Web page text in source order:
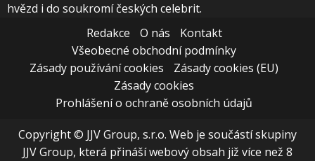
hvězd i do soukromí českých celebrit.
Redakce
O nás
Kontakt
Všeobecné obchodní podmínky
Zásady používání cookies
Zásady cookies (EU)
Zásady cookies
Prohlášení o ochraně osobních údajů
Copyright © JJV Group, s.r.o. Web je součástí skupiny
JJV Group, která přináší webový obsah již více než 8